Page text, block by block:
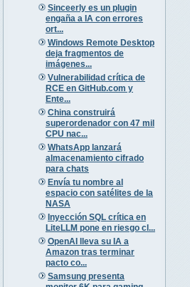
Sinceerly es un plugin
engaña a IA con errores
ort...
Windows Remote Desktop
deja fragmentos de
imágenes...
Vulnerabilidad crítica de
RCE en GitHub.com y
Ente...
China construirá
superordenador con 47 mil
CPU nac...
WhatsApp lanzará
almacenamiento cifrado
para chats
Envía tu nombre al
espacio con satélites de la
NASA
Inyección SQL crítica en
LiteLLM pone en riesgo cl...
OpenAI lleva su IA a
Amazon tras terminar
pacto co...
Samsung presenta